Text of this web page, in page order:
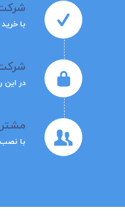
با
در
با نصب